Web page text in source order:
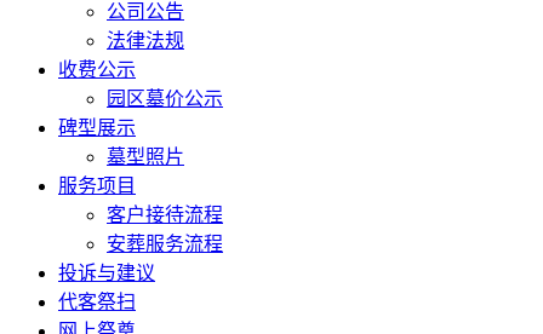
公司公告
法律法规
收费公示
园区墓价公示
碑型展示
墓型照片
服务项目
客户接待流程
安葬服务流程
投诉与建议
代客祭扫